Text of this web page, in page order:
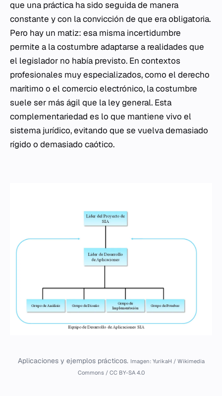
que una práctica ha sido seguida de manera
constante y con la convicción de que era obligatoria.
Pero hay un matiz: esa misma incertidumbre
permite a la costumbre adaptarse a realidades que
el legislador no había previsto. En contextos
profesionales muy especializados, como el derecho
marítimo o el comercio electrónico, la costumbre
suele ser más ágil que la ley general. Esta
complementariedad es lo que mantiene vivo el
sistema jurídico, evitando que se vuelva demasiado
rígido o demasiado caótico.
Aplicaciones y ejemplos prácticos. Imagen: YurikaH / Wikimedia
Commons / CC BY-SA 4.0